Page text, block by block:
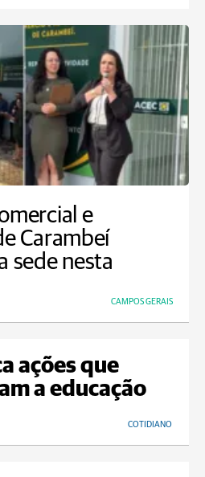
e
Carambeí
sede nesta
CAMPOS GERAIS
ações que
a educação
COTIDIANO